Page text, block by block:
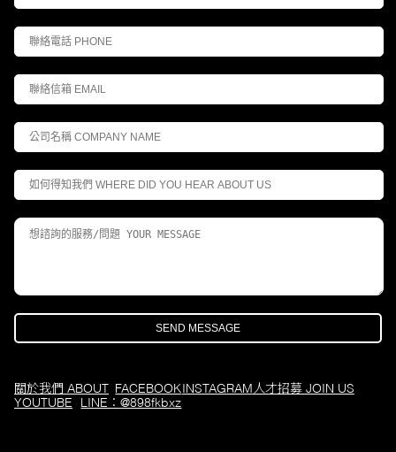
關於我們 ABOUT FACEBOOK INSTAGRAM 人才招募 JOIN US
YOUTUBE
LINE：@898fkbxz